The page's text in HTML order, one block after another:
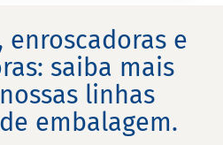
enroscadoras e
saiba mais
linhas
embalagem.